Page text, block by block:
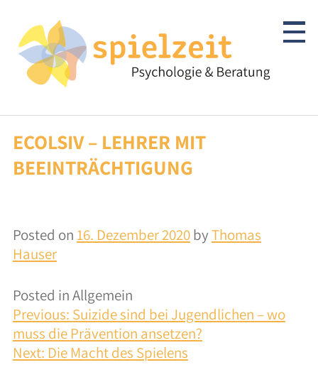
content
Kinder & Jugendliche
Beratung
Integration
Zusammenarbeit
ECOLSIV – LEHRER MIT
BEEINTRÄCHTIGUNG
Posted on 16. Dezember 2020byThomas
Hauser
Posted in Allgemein
BEITRAGSNAVIGATION
Previous: Suizide sind bei Jugendlichen – wo
muss die Prävention ansetzen?
Next: Die Macht des Spielens